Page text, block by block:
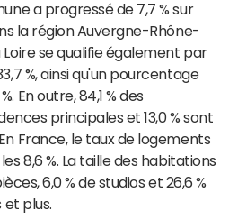
a progressé de 7,7 % sur
la région Auvergne-Rhône-
Loire se qualifie également par
%, ainsi qu'un pourcentage
En outre, 84,1 % des
principales et 13,0 % sont
France, le taux de logements
8,6 %. La taille des habitations
6,0 % de studios et 26,6 %
plus.